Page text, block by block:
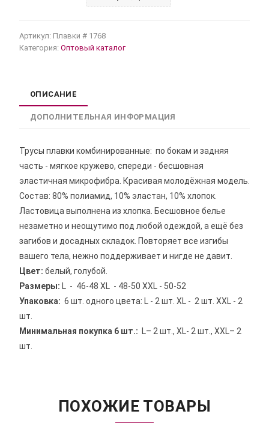
Артикул: Плавки # 1768
Категория: Оптовый каталог
ОПИСАНИЕ
ДОПОЛНИТЕЛЬНАЯ ИНФОРМАЦИЯ
Трусы плавки комбинированные: по бокам и задняя
часть - мягкое кружево, спереди - бесшовная
эластичная микрофибра. Красивая молодёжная модель.
Состав: 80% полиамид, 10% эластан, 10% хлопок.
Ластовица выполнена из хлопка. Бесшовное белье
незаметно и неощутимо под любой одеждой, а ещё без
загибов и досадных складок. Повторяет все изгибы
вашего тела, нежно поддерживает и нигде не давит.
Цвет: белый, голубой.
Размеры: L - 46-48 XL - 48-50 XXL - 50-52
Упаковка: 6 шт. одного цвета: L - 2 шт. XL - 2 шт. XXL - 2
шт.
Минимальная покупка 6 шт.: L– 2 шт., XL- 2 шт., XXL– 2
шт.
ПОХОЖИЕ ТОВАРЫ